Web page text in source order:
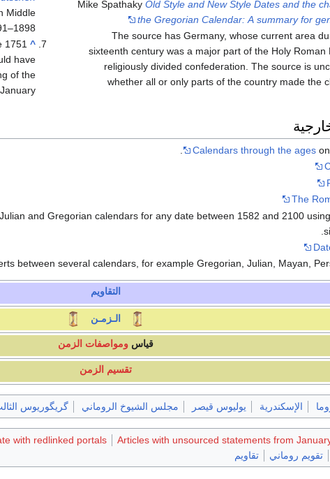
Mike SpathakyOld Style and New Style Dates and the
the Gregorian Calendar: A summary for
The source has Germany, whose current area
sixteenth century was a major part of the Holy Roman
religiously divided confederation. The source is
whether all or only parts of the country made the
Middle
^
have
of the
Calendars through the ageson
The
and Gregorian calendars for any date between 1582 and 2100
between several calendars, for example Gregorian, Julian, Mayan,
التقاويم
الـزمـن
قياس ومواصفات الزمن
تقسيم الزمن
الإسكندرية يوليوس قيصر مجلس الشيوخ الروماني گريگوريوس
Articles with unsourced statements from
with redlinked portals
تقويم روماني تقاويم